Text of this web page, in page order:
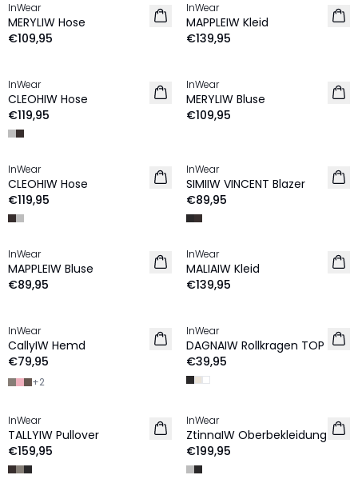
NEU
InWear
MERYLIW Hose
€109,95
NEU
InWear
MAPPLEIW Kleid
€139,95
NEU
InWear
CLEOHIW Hose
€119,95
NEU
InWear
MERYLIW Bluse
€109,95
NEU
InWear
CLEOHIW Hose
€119,95
NEU
InWear
SIMIIW VINCENT Blazer
€89,95
NEU
InWear
MAPPLEIW Bluse
€89,95
NEU
InWear
MALIAIW Kleid
€139,95
NEU
InWear
CallyIW Hemd
€79,95
+2
InWear
DAGNAIW Rollkragen TOP
€39,95
NEU
InWear
TALLYIW Pullover
€159,95
NEU
InWear
ZtinnaIW Oberbekleidung
€199,95